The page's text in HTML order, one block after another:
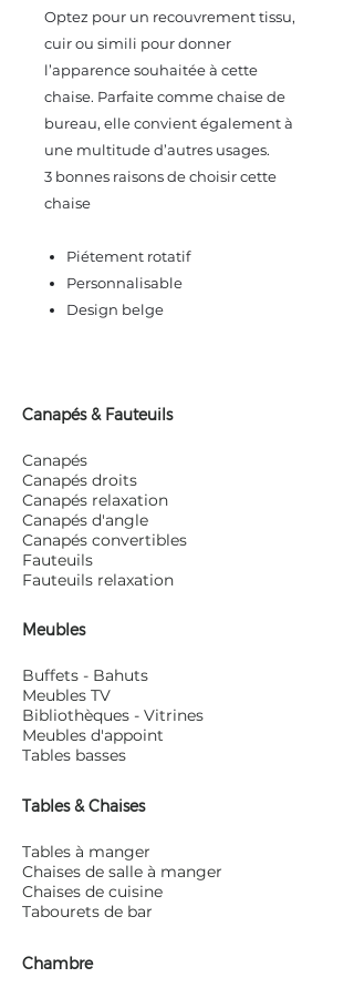
Optez pour un recouvrement tissu,
cuir ou simili pour donner
l’apparence souhaitée à cette
chaise. Parfaite comme chaise de
bureau, elle convient également à
une multitude d’autres usages.
3 bonnes raisons de choisir cette
chaise
Piétement rotatif
Personnalisable
Design belge
Canapés & Fauteuils
Canapés
Canapés droits
Canapés relaxation
Canapés d'angle
Canapés convertibles
Fauteuils
Fauteuils relaxation
Meubles
Buffets - Bahuts
Meubles TV
Bibliothèques - Vitrines
Meubles d'appoint
Tables basses
Tables & Chaises
Tables à manger
Chaises de salle à manger
Chaises de cuisine
Tabourets de bar
Chambre